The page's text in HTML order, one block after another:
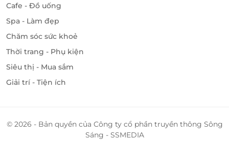
Cafe - Đồ uống
Spa - Làm đẹp
Chăm sóc sức khoẻ
Thời trang - Phụ kiện
Siêu thị - Mua sắm
Giải trí - Tiện ích
© 2026 - Bản quyền của Công ty cổ phần truyền thông Sông
Sáng - SSMEDIA